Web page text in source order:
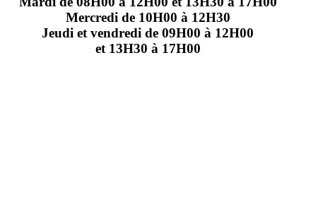
Mercredi de 10H00 à 12H30
Jeudi et vendredi de 09H00 à 12H00
et 13H30 à 17H00